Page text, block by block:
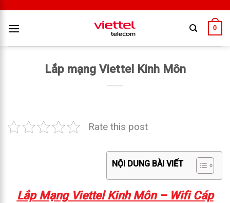
0
Lắp mạng Viettel Kinh Môn
Rate this post
NỘI DUNG BÀI VIẾT
Lắp Mạng Viettel Kinh Môn – Wifi Cáp